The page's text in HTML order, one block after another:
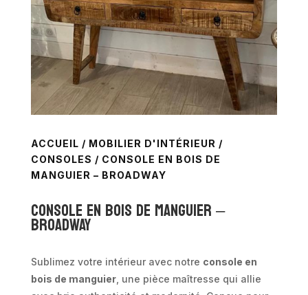
ACCUEIL / MOBILIER D'INTÉRIEUR /
CONSOLES / CONSOLE EN BOIS DE
MANGUIER – BROADWAY
Console en bois de manguier –
BROADWAY
Sublimez votre intérieur avec notre console en
bois de manguier, une pièce maîtresse qui allie